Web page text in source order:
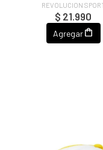
REVOLUCION
$ 21.990
Agregar